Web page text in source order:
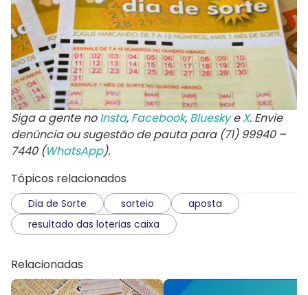
Siga a gente noInsta, Facebook, BlueskyeX. Envie
denúncia ou sugestão de pauta para (71) 99940 –
7440 (WhatsApp).
Tópicos relacionados
Dia de Sorte sorteio
aposta
resultado das loterias caixa
Relacionadas